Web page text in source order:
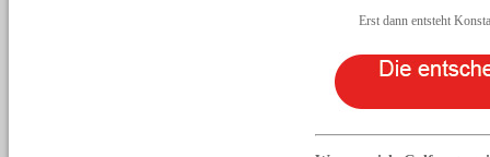
Erst dann entsteht